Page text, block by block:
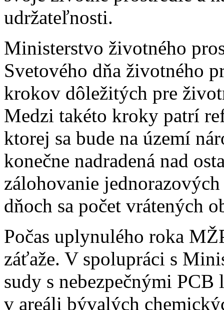
udržateľnosti.
Ministerstvo životného
Svetového dňa životného
krokov dôležitých pre
Medzi takéto kroky patrí
ktorej sa bude na území
konečne nadradená nad
zálohovanie
dňoch sa počet vrátených
Počas uplynulého roka
záťaže. V spolupráci s
sudy s nebezpečnými
v areáli bývalých